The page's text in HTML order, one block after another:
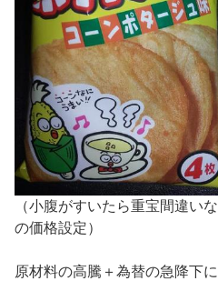
（小腹がすいたら重宝間違い
の価格設定）
原材料の高騰＋為替の急降下